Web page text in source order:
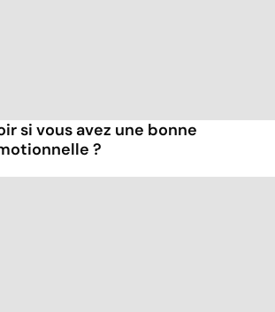
si vous avez une bonne
?